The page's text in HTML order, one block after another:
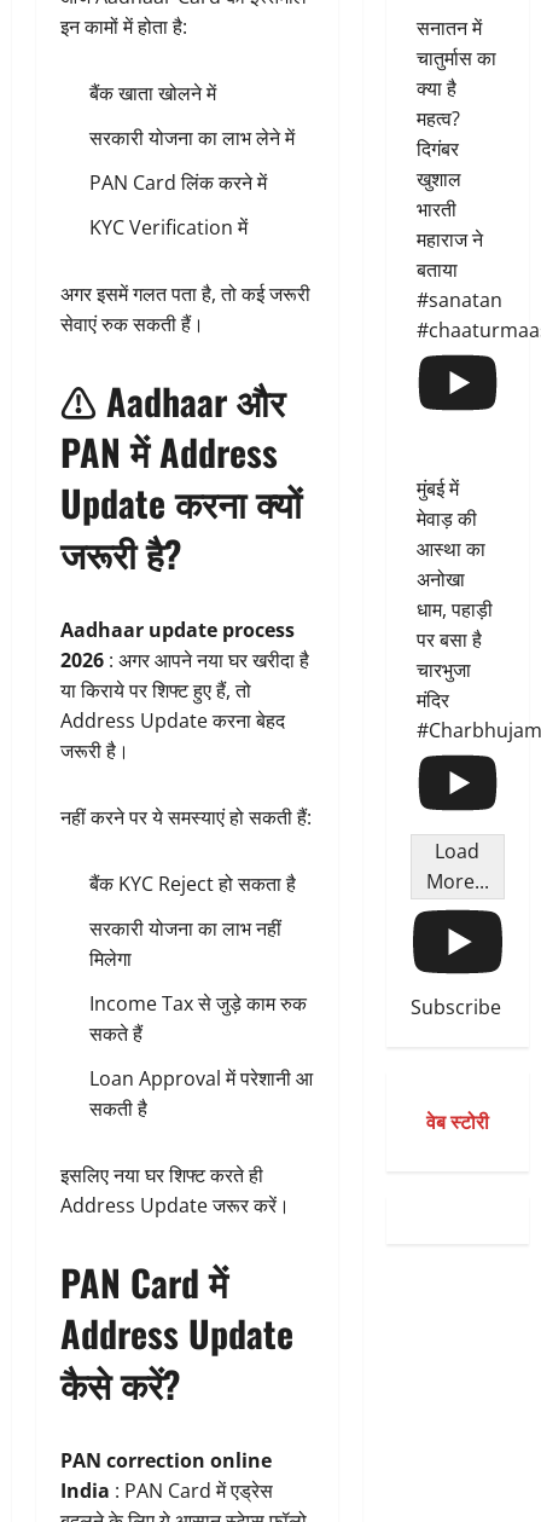
इन कामों में होता है:
बैंक खाता खोलने में
सरकारी योजना का लाभ लेने में
PAN Card लिंक करने में
KYC Verification में
अगर इसमें गलत पता है, तो कई जरूरी
सेवाएं रुक सकती हैं।
⚠️ Aadhaar और
PAN में Address
Update करना क्यों
जरूरी है?
Aadhaar update process
2026 : अगर आपने नया घर खरीदा है
या किराये पर शिफ्ट हुए हैं, तो
Address Update करना बेहद
जरूरी है।
नहीं करने पर ये समस्याएं हो सकती हैं:
बैंक KYC Reject हो सकता है
सरकारी योजना का लाभ नहीं
मिलेगा
Income Tax से जुड़े काम रुक
सकते हैं
Loan Approval में परेशानी आ
सकती है
इसलिए नया घर शिफ्ट करते ही
Address Update जरूर करें।
PAN Card में
Address Update
कैसे करें?
PAN correction online
India : PAN Card में एड्रेस
सनातन में
चातुर्मास का
क्या है
महत्व?
दिगंबर
खुशाल
भारती
महाराज ने
बताया
#sanatan
मुंबई में
मेवाड़ की
आस्था का
अनोखा
धाम, पहाड़ी
पर बसा है
चारभुजा
मंदिर
Load
More...
Subscribe
वेब स्टोरी